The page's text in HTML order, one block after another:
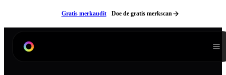
Gratis merkaudit Doe de gratis merkscan